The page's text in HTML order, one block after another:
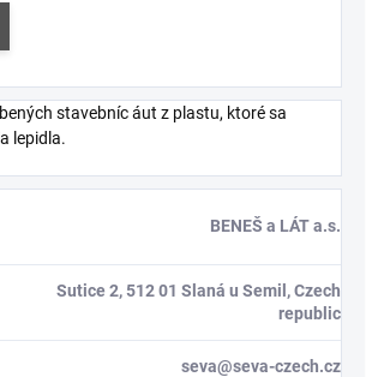
stavebníc áut z plastu, ktoré sa
lepidla.
BENEŠ a LÁT a.s.
Sutice 2, 512 01 Slaná u Semil, Czech
republic
seva@seva-czech.cz